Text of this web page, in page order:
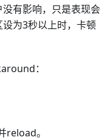
有影响，只是表现会
为3秒以上时，卡顿
：
reload。